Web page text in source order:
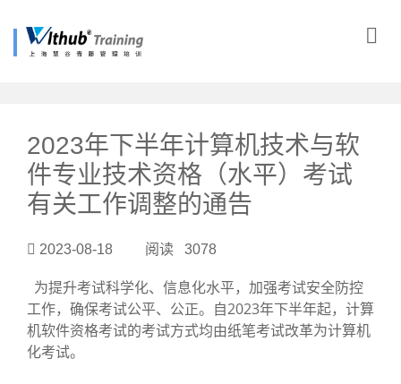
2023年下半年计算机技术与软
件专业技术资格（水平）考试
有关工作调整的通告
2023-08-18 阅读 3078
为提升考试科学化、信息化水平，加强考试安全防控
工作，确保考试公平、公正。自2023年下半年起，计算
机软件资格考试的考试方式均由纸笔考试改革为计算机
化考试。